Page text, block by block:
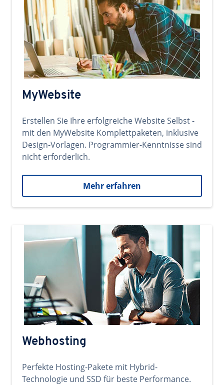
MyWebsite
Erstellen Sie Ihre erfolgreiche Website Selbst -
mit den MyWebsite Komplettpaketen, inklusive
Design-Vorlagen. Programmier-Kenntnisse sind
nicht erforderlich.
Mehr erfahren
Webhosting
Perfekte Hosting-Pakete mit Hybrid-
Technologie und SSD für beste Performance.